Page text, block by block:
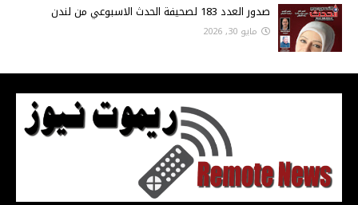
صدور العدد 183 لصحيفة الحدث الاسبوعي من لندن
مايو 30, 2026